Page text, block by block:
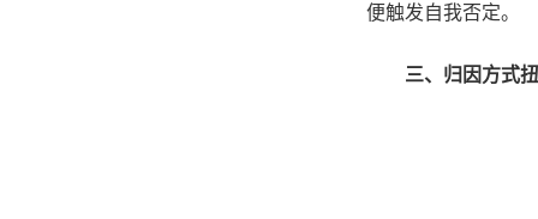
便触发自我否定。
三、归因方式